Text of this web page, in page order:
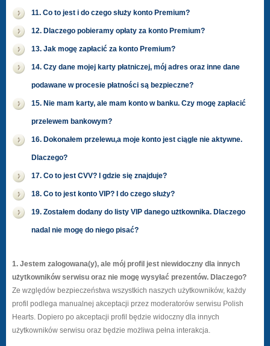
11. Co to jest i do czego służy konto Premium?
12. Dlaczego pobieramy opłaty za konto Premium?
13. Jak mogę zapłacić za konto Premium?
14. Czy dane mojej karty płatniczej, mój adres oraz inne dane
podawane w procesie płatności są bezpieczne?
15. Nie mam karty, ale mam konto w banku. Czy mogę zapłacić
przelewem bankowym?
16. Dokonałem przelewu,a moje konto jest ciągle nie aktywne.
Dlaczego?
17. Co to jest CVV? I gdzie się znajduje?
18. Co to jest konto VIP? I do czego służy?
19. Zostałem dodany do listy VIP danego użtkownika. Dlaczego
nadal nie mogę do niego pisać?
1. Jestem zalogowana(y), ale mój profil jest niewidoczny dla innych
użytkowników serwisu oraz nie mogę wysyłać prezentów. Dlaczego?
Ze względów bezpieczeństwa wszystkich naszych użytkowników, każdy
profil podlega manualnej akceptacji przez moderatorów serwisu Polish
Hearts. Dopiero po akceptacji profil będzie widoczny dla innych
użytkowników serwisu oraz będzie możliwa pełna interakcja.